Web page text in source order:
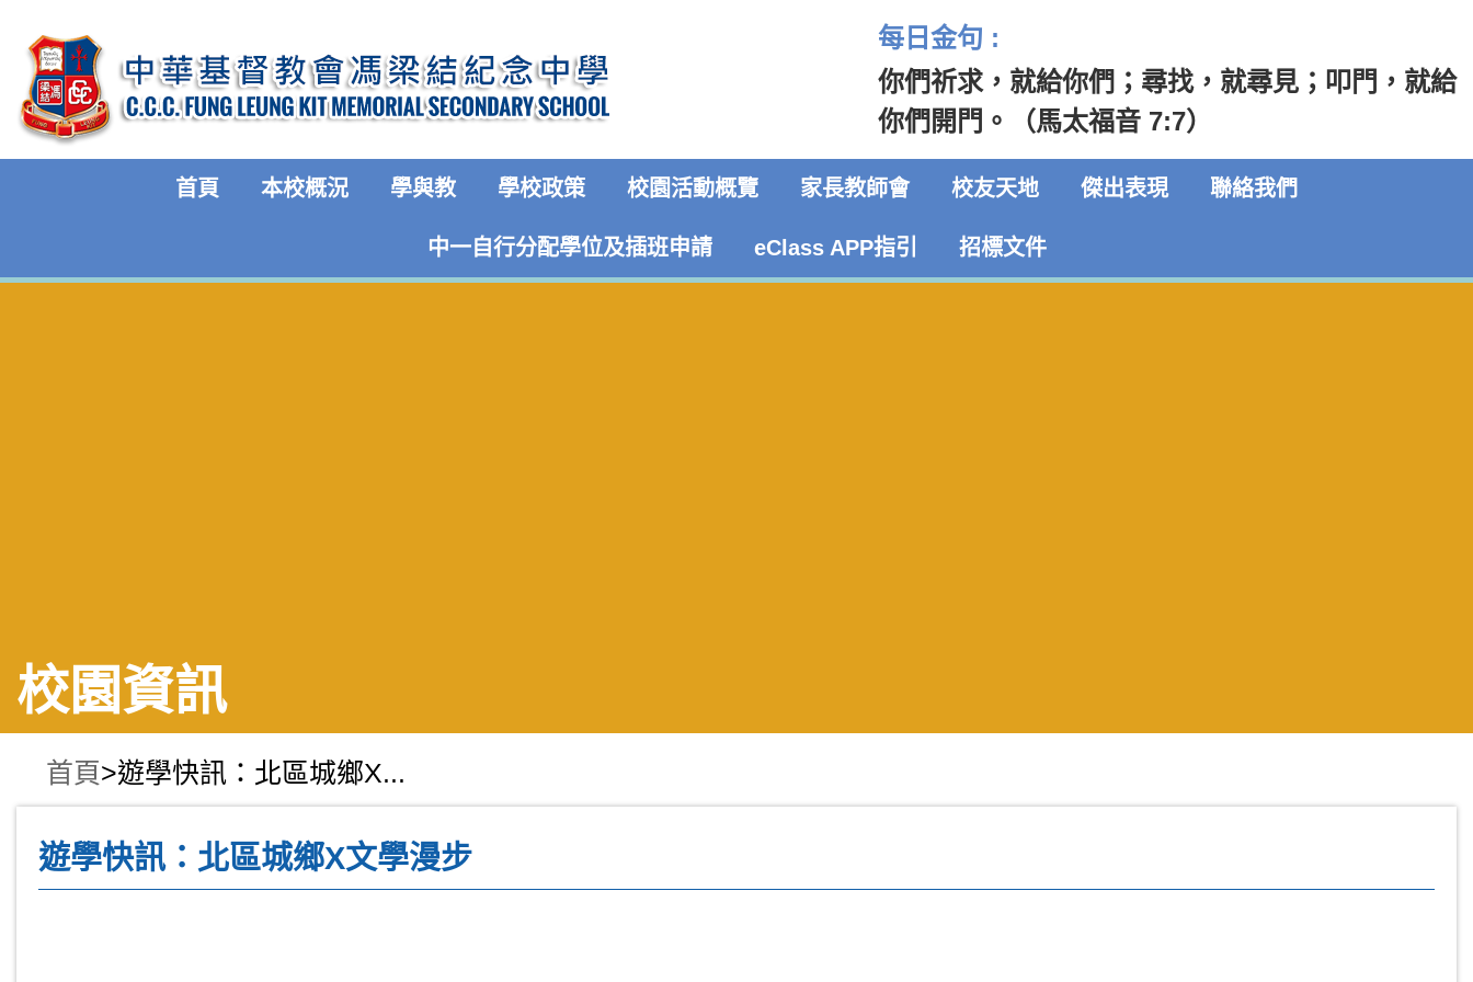
每日金句 :
你們祈求，就給你們；尋找，就尋見；叩門，就給
你們開門。（馬太福音 7:7）
首頁 本校概況 學與教 學校政策 校園活動概覽 家長教師會 校友天地 傑出表現 聯絡我們
中一自行分配學位及插班申請 eClass APP指引 招標文件
校園資訊
首頁>遊學快訊：北區城鄉X...
遊學快訊：北區城鄉X文學漫步